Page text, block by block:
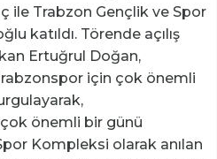
ile Trabzon Gençlik ve Spor
katıldı. Törende açılış
Ertuğrul Doğan,
için çok önemli
önemli bir günü
Kompleksi olarak anılan